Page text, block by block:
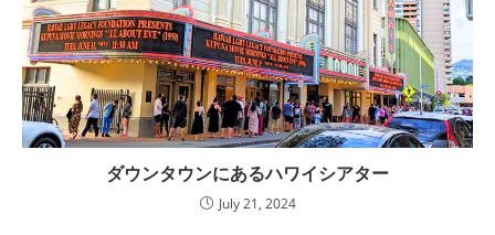
ダウンタウンにあるハワイシアター
July 21, 2024